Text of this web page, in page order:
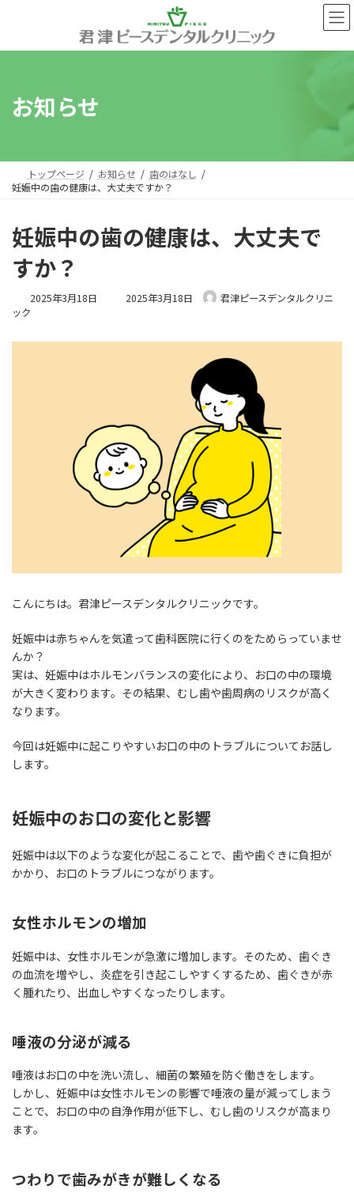
ン
ー
お知らせ
トップページ お知らせ
歯のはなし
妊娠中の歯の健康は、大丈夫ですか？
妊娠中の歯の健康は、大丈夫で
すか？
2025年3月18日
最
2025年3月18日
君津ピースデンタルクリニ
ック
こんにちは。君津ピースデンタルクリニックです。
妊娠中は赤ちゃんを気遣って歯科医院に行くのをためらっていませ
んか？
実は、妊娠中はホルモンバランスの変化により、お口の中の環境
が大きく変わります。その結果、むし歯や歯周病のリスクが高く
なります。
今回は妊娠中に起こりやすいお口の中のトラブルについてお話し
します。
妊娠中のお口の変化と影響
妊娠中は以下のような変化が起こることで、歯や歯ぐきに負担が
かかり、お口のトラブルにつながります。
女性ホルモンの増加
妊娠中は、女性ホルモンが急激に増加します。そのため、歯ぐき
の血流を増やし、炎症を引き起こしやすくするため、歯ぐきが赤
く腫れたり、出血しやすくなったりします。
唾液の分泌が減る
唾液はお口の中を洗い流し、細菌の繁殖を防ぐ働きをします。
しかし、妊娠中は女性ホルモンの影響で唾液の量が減ってしまう
ことで、お口の中の自浄作用が低下し、むし歯のリスクが高まり
ます。
つわりで歯みがきが難しくなる